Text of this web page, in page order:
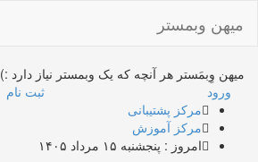
میهن وبمستر
میهن وِبمَستر هر آنچه که یک وبمستر نیاز دارد :)
ورود
ثبت نام
مرکز پشتیبانی
مرکز آموزش
امروز : پنجشنبه ۱۵ مرداد ۱۴۰۵